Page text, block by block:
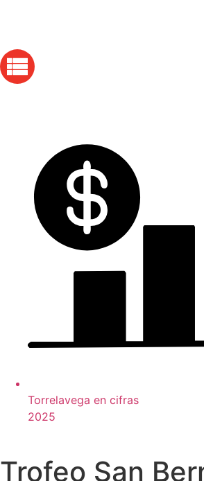
Torrelavega en cifras
2025
Trofeo San